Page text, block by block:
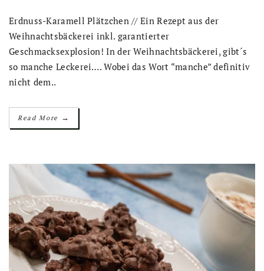
Erdnuss-Karamell Plätzchen // Ein Rezept aus der
Weihnachtsbäckerei inkl. garantierter
Geschmacksexplosion! In der Weihnachtsbäckerei, gibt´s
so manche Leckerei…. Wobei das Wort “manche” definitiv
nicht dem..
Read More →